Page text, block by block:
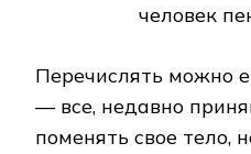
человек
Перечислять можно
— все, недавно
поменять свое тело,